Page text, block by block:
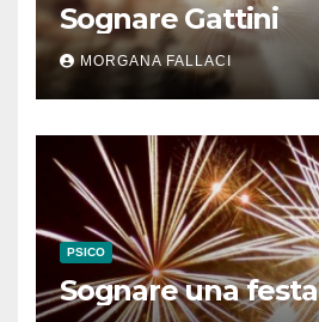
Sognare Gattini
MORGANA FALLACI
PSICO
Sognare una festa